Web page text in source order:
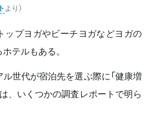
より）
ップヨガやビーチヨガなどヨガの
テルもある。
世代が宿泊先を選ぶ際に「健康増
、いくつかの調査レポートで明ら